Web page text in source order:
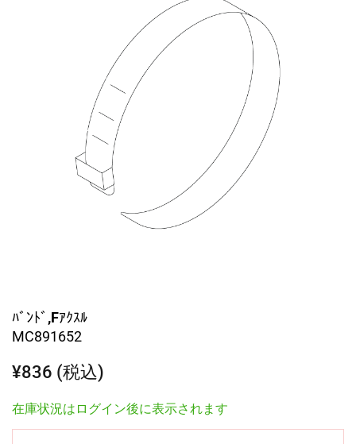
ﾊﾞﾝﾄﾞ,Fｱｸｽﾙ
MC891652
¥836 (税込)
在庫状況はログイン後に表示されます